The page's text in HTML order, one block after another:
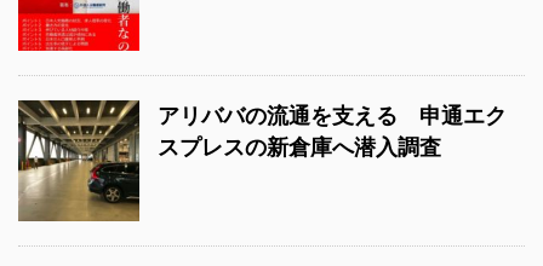
アリババの流通を支える 申通エク
スプレスの新倉庫へ潜入調査